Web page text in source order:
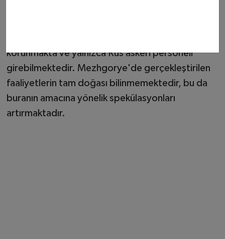
korunmakta ve yalnızca Rus askeri personeli
girebilmektedir. Mezhgorye'de gerçekleştirilen
faaliyetlerin tam doğası bilinmemektedir, bu da
buranın amacına yönelik spekülasyonları
artırmaktadır.